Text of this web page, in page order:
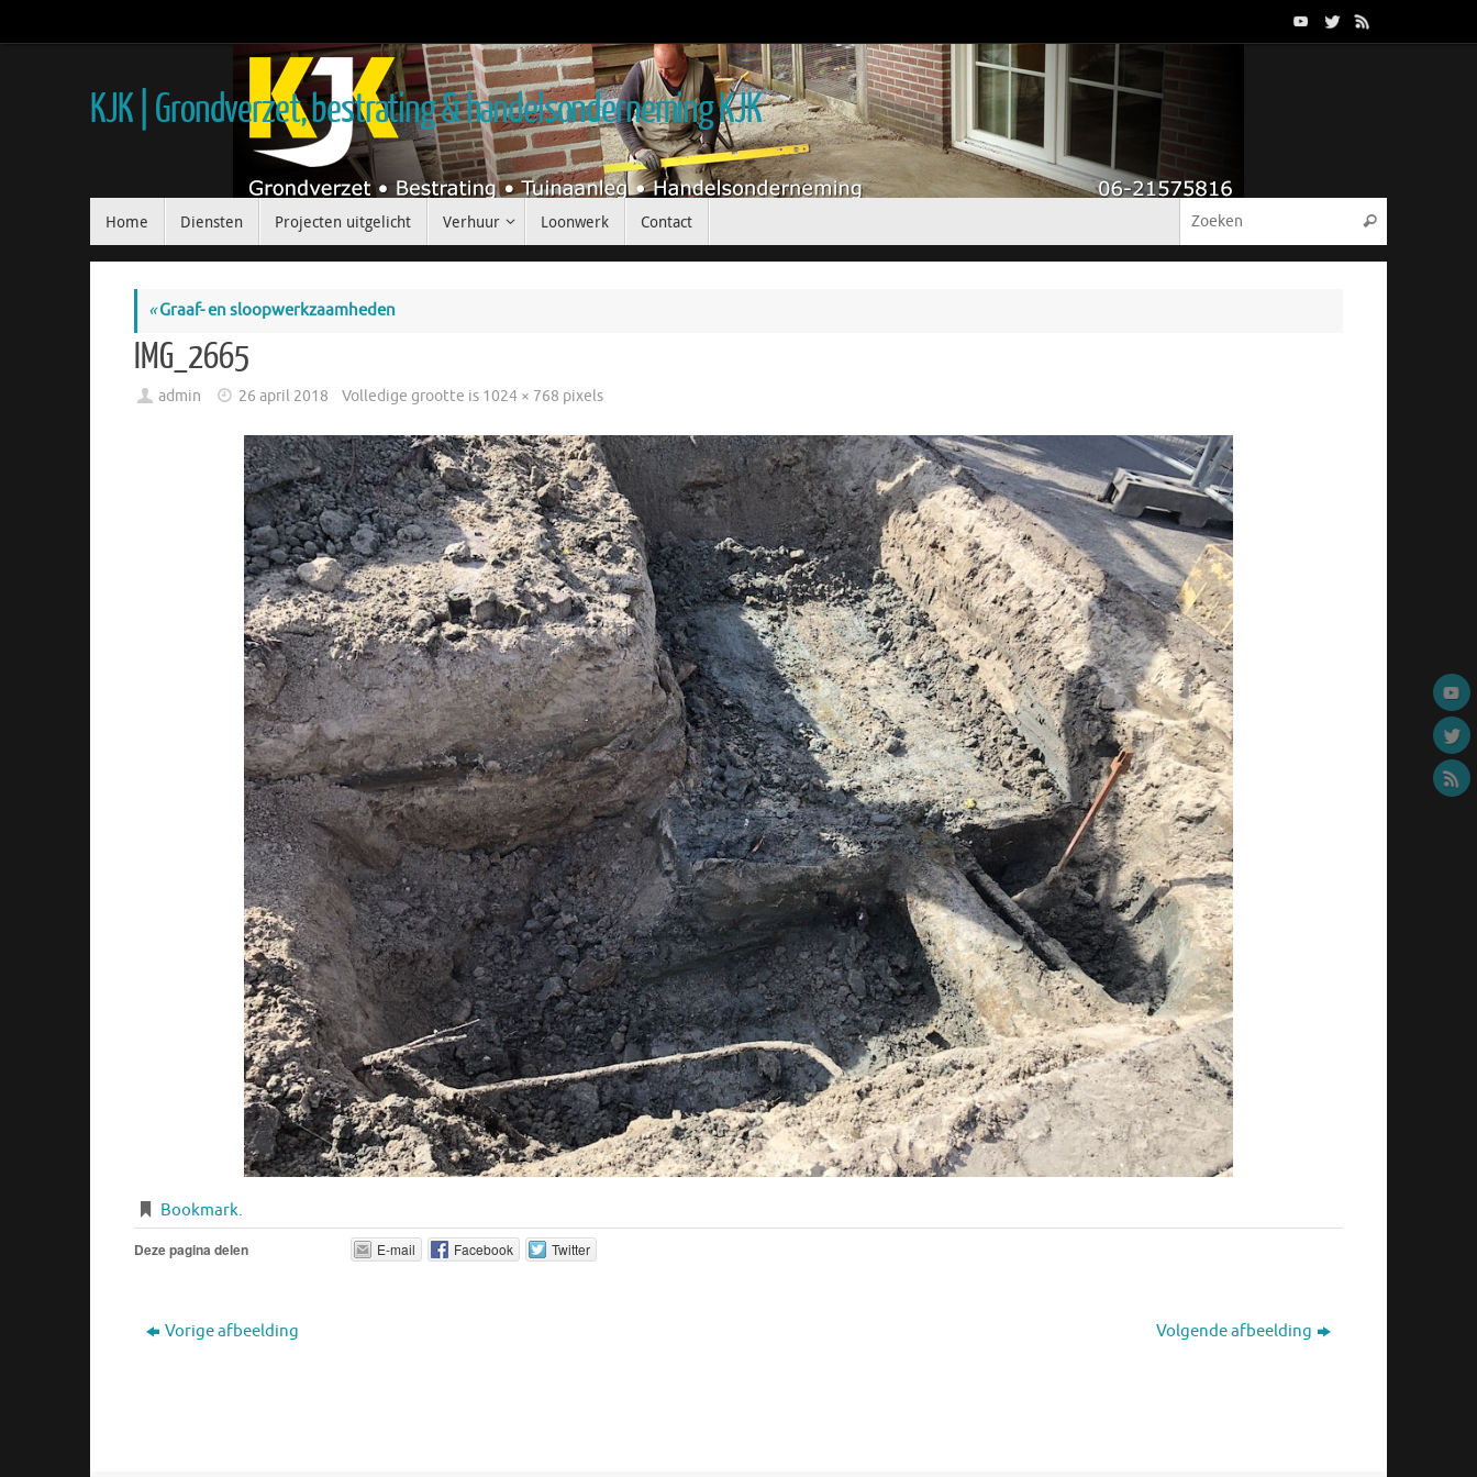
KJK | Grondverzet, bestrating & handelsonderneming KJK
Home Diensten Projecten uitgelicht Verhuur Loonwerk Contact
«Graaf- en sloopwerkzaamheden
IMG_2665
admin 26 april 2018 Volledige grootte is 1024 × 768 pixels
Bookmark.
Deze pagina delen E-mail Facebook Twitter
Vorige afbeelding Volgende afbeelding